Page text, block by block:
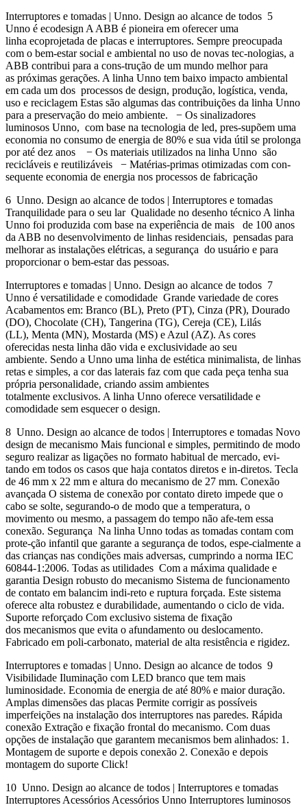
Interruptores e tomadas | Unno. Design ao alcance de todos 5
Unno é ecodesign A ABB é pioneira em oferecer uma
linha ecoprojetada de placas e interruptores. Sempre preocupada
com o bem-estar social e ambiental no uso de novas tec-nologias, a
ABB contribui para a cons-trução de um mundo melhor para
as próximas gerações. A linha Unno tem baixo impacto ambiental
em cada um dos processos de design, produção, logística, venda,
uso e reciclagem Estas são algumas das contribuições da linha Unno
para a preservação do meio ambiente. − Os sinalizadores
luminosos Unno, com base na tecnologia de led, pres-supõem uma
economia no consumo de energia de 80% e sua vida útil se prolonga
por até dez anos − Os materiais utilizados na linha Unno são
recicláveis e reutilizáveis − Matérias-primas otimizadas com con-
sequente economia de energia nos processos de fabricação
6 Unno. Design ao alcance de todos | Interruptores e tomadas
Tranquilidade para o seu lar Qualidade no desenho técnico A linha
Unno foi produzida com base na experiência de mais de 100 anos
da ABB no desenvolvimento de linhas residenciais, pensadas para
melhorar as instalações elétricas, a segurança do usuário e para
proporcionar o bem-estar das pessoas.
Interruptores e tomadas | Unno. Design ao alcance de todos 7
Unno é versatilidade e comodidade Grande variedade de cores
Acabamentos em: Branco (BL), Preto (PT), Cinza (PR), Dourado
(DO), Chocolate (CH), Tangerina (TG), Cereja (CE), Lilás
(LL), Menta (MN), Mostarda (MS) e Azul (AZ). As cores
oferecidas nesta linha dão vida e exclusividade ao seu
ambiente. Sendo a Unno uma linha de estética minimalista, de linhas
retas e simples, a cor das laterais faz com que cada peça tenha sua
própria personalidade, criando assim ambientes
totalmente exclusivos. A linha Unno oferece versatilidade e
comodidade sem esquecer o design.
8 Unno. Design ao alcance de todos | Interruptores e tomadas Novo
design de mecanismo Mais funcional e simples, permitindo de modo
seguro realizar as ligações no formato habitual de mercado, evi-
tando em todos os casos que haja contatos diretos e in-diretos. Tecla
de 46 mm x 22 mm e altura do mecanismo de 27 mm. Conexão
avançada O sistema de conexão por contato direto impede que o
cabo se solte, segurando-o de modo que a temperatura, o
movimento ou mesmo, a passagem do tempo não afe-tem essa
conexão. Segurança Na linha Unno todas as tomadas contam com
prote-ção infantil que garante a segurança de todos, espe-cialmente a
das crianças nas condições mais adversas, cumprindo a norma IEC
60844-1:2006. Todas as utilidades Com a máxima qualidade e
garantia Design robusto do mecanismo Sistema de funcionamento
de contato em balancim indi-reto e ruptura forçada. Este sistema
oferece alta robustez e durabilidade, aumentando o ciclo de vida.
Suporte reforçado Com exclusivo sistema de fixação
dos mecanismos que evita o afundamento ou deslocamento.
Fabricado em poli-carbonato, material de alta resistência e rigidez.
Interruptores e tomadas | Unno. Design ao alcance de todos 9
Visibilidade Iluminação com LED branco que tem mais
luminosidade. Economia de energia de até 80% e maior duração.
Amplas dimensões das placas Permite corrigir as possíveis
imperfeições na instalação dos interruptores nas paredes. Rápida
conexão Extração e fixação frontal do mecanismo. Com duas
opções de instalação que garantem mecanismos bem alinhados: 1.
Montagem de suporte e depois conexão 2. Conexão e depois
montagem do suporte Click!
10 Unno. Design ao alcance de todos | Interruptores e tomadas
Interruptores Acessórios Acessórios Unno Interruptores luminosos